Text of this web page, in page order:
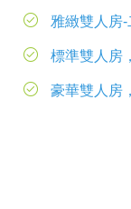
雅緻雙人房
標準雙人房
豪華雙人房